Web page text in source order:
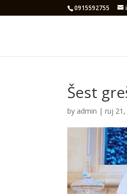
0915592755
Šest
by admin |ruj 21,